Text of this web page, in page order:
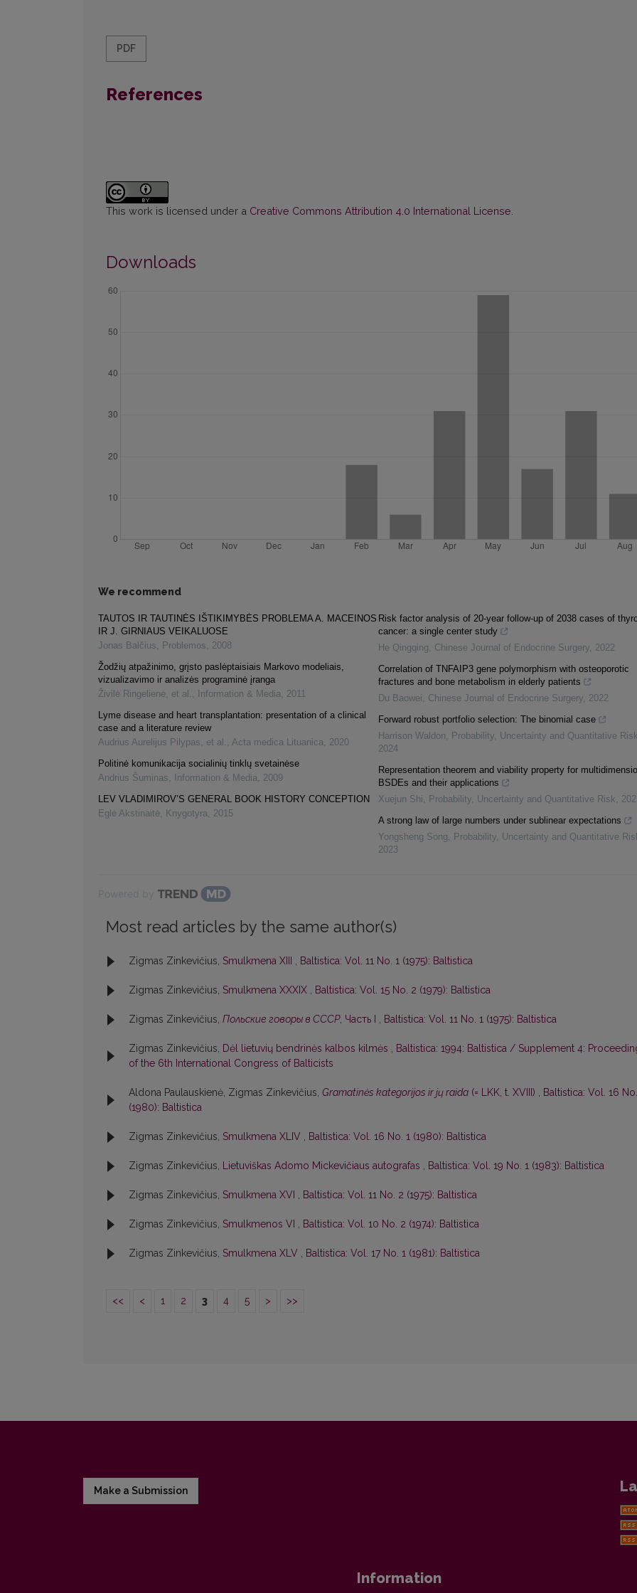
PDF
References
This work is licensed under a Creative Commons Attribution 4.0 International License
Downloads
We recommend
TAUTOS IR TAUTINĖS IŠTIKIMYBĖS PROBLEMA A. MACEINOS
IR J. GIRNIAUS VEIKALUOSE
Jonas Balčius, Problemos, 2008
Žodžių atpažinimo, grįsto paslėptaisiais Markovo modeliais,
vizualizavimo ir analizės programinė įranga
Živilė Ringelienė, et al. , Information & Media, 2011
Lyme disease and heart transplantation: presentation of a clinical
case and a literature review
Audrius Aurelijus Pilypas, et al. , Acta medica Lituanica, 2020
Politinė komunikacija socialinių tinklų svetainėse
Andrius Šuminas, Information & Media, 2009
LEV VLADIMIROV’S GENERAL BOOK HISTORY CONCEPTION
Eglė Akstinaitė, Knygotyra, 2015
Risk factor analysis of 20-year follow-up of 2038 cases of
cancer: a single center study
He Qingqing, Chinese Journal of Endocrine Surgery, 2022
Correlation of TNFAIP3 gene polymorphism with osteoporotic
fractures and bone metabolism in elderly patients
Du Baowei, Chinese Journal of Endocrine Surgery, 2022
Forward robust portfolio selection: The binomial case
Harrison Waldon, Probability, Uncertainty and Quantitative Risk
2024
Representation theorem and viability property for
BSDEs and their applications
Xuejun Shi, Probability, Uncertainty and Quantitative Risk,
A strong law of large numbers under sublinear expectations
Yongsheng Song, Probability, Uncertainty and Quantitative
2023
Most read articles by the same author(s)
Zigmas Zinkevičius, Smulkmena XIII , Baltistica: Vol. 11 No. 1 (1975): Baltistica
Zigmas Zinkevičius, Smulkmena XXXIX , Baltistica: Vol. 15 No. 2 (1979): Baltistica
Zigmas Zinkevičius, Польские говоры в СССР, Часть I , Baltistica: Vol. 11 No. 1 (1975): Baltistica
Zigmas Zinkevičius, Dėl lietuvių bendrinės kalbos kilmės , Baltistica: 1994: Baltistica / Supplement 4:
of the 6th International Congress of Balticists
Aldona Paulauskienė, Zigmas Zinkevičius, Gramatinės kategorijos ir jų raida (= LKK, t. XVIII) , Baltistica: Vol. 16
(1980): Baltistica
Zigmas Zinkevičius, Smulkmena XLIV , Baltistica: Vol. 16 No. 1 (1980): Baltistica
Zigmas Zinkevičius, Lietuviškas Adomo Mickevičiaus autografas , Baltistica: Vol. 19 No. 1 (1983): Baltistica
Zigmas Zinkevičius, Smulkmena XVI , Baltistica: Vol. 11 No. 2 (1975): Baltistica
Zigmas Zinkevičius, Smulkmenos VI , Baltistica: Vol. 10 No. 2 (1974): Baltistica
Zigmas Zinkevičius, Smulkmena XLV , Baltistica: Vol. 17 No. 1 (1981): Baltistica
<< < 1 2 3 4 5 > >>
Make a Submission
Information